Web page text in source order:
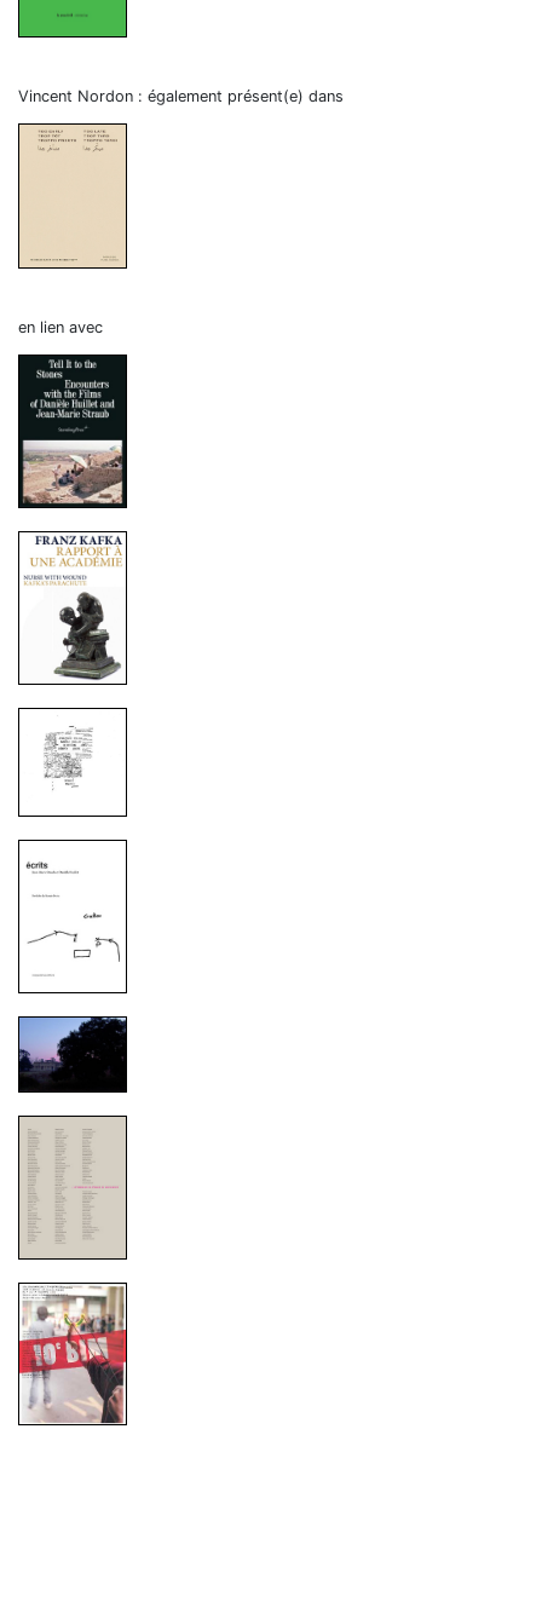
Vincent Nordon : également présent(e) dans
en lien avec